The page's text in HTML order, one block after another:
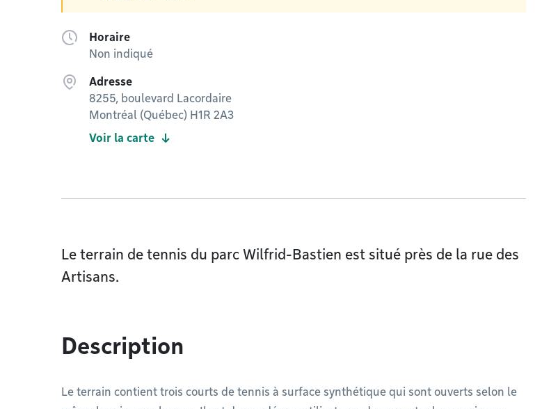
Horaire
Non indiqué
Adresse
8255, boulevard Lacordaire
Montréal (Québec) H1R 2A3
Voir la carte
Le terrain de tennis du parc Wilfrid-Bastien est situé près de la rue des
Artisans.
Description
Le terrain contient trois courts de tennis à surface synthétique qui sont ouverts selon le